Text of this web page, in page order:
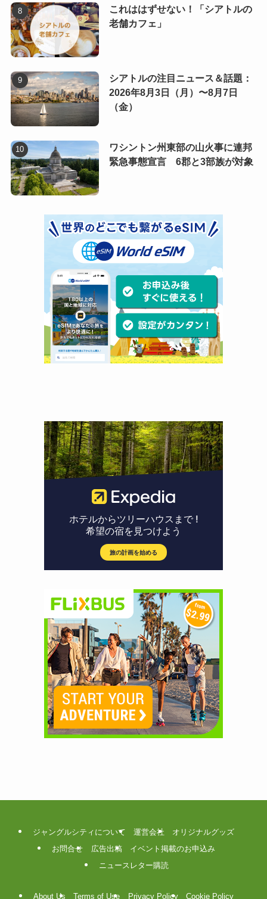
これははずせない！「シアトルの
老舗カフェ」
シアトルの注目ニュース＆話題：
2026年8月3日（月）〜8月7日
（金）
ワシントン州東部の山火事に連邦
緊急事態宣言 6郡と3部族が対象
ジャングルシティについて 運営会社
オリジナルグッズ
お問合せ
広告出稿
イベント掲載のお申込み
ニュースレター購読
About Us Terms of Use Privacy Policy Cookie Policy